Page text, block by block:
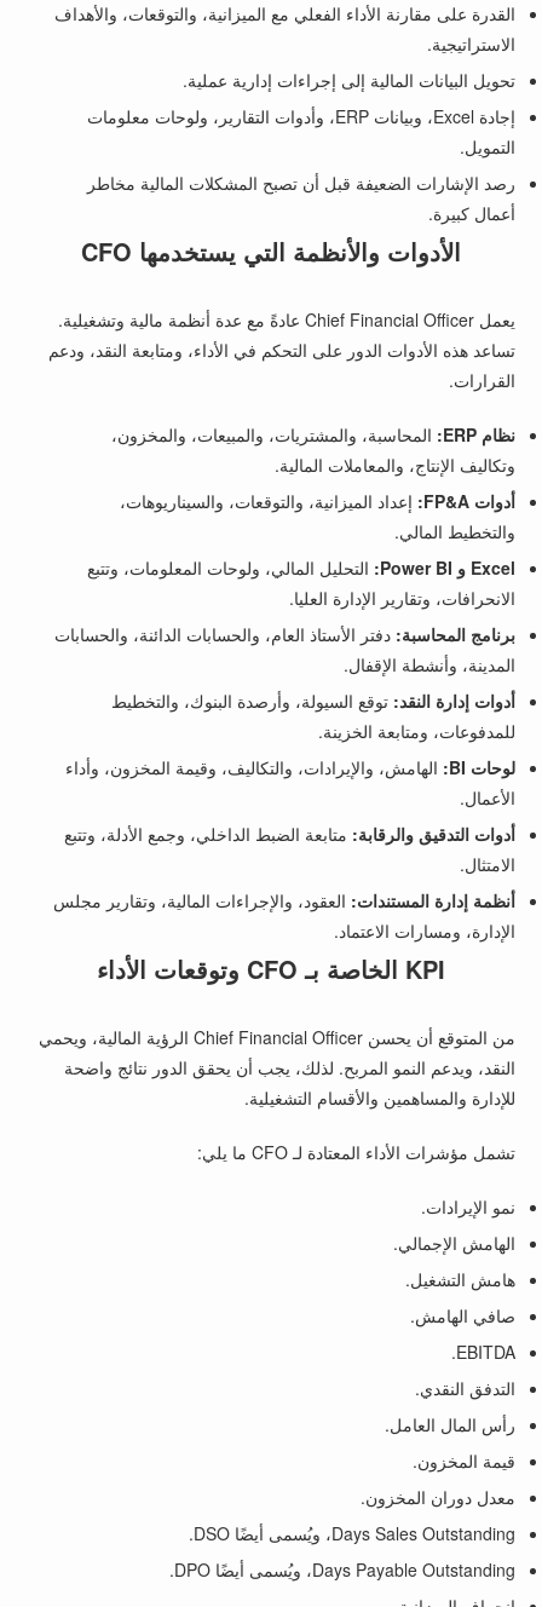
القدرة على مقارنة الأداء الفعلي مع الميزانية، والتوقعات، والأهداف
الاستراتيجية.
تحويل البيانات المالية إلى إجراءات إدارية عملية.
إجادة Excel، وبيانات ERP، وأدوات التقارير، ولوحات معلومات
التمويل.
رصد الإشارات الضعيفة قبل أن تصبح المشكلات المالية مخاطر
أعمال كبيرة.
الأدوات والأنظمة التي يستخدمها CFO
يعمل Chief Financial Officer عادةً مع عدة أنظمة مالية وتشغيلية.
تساعد هذه الأدوات الدور على التحكم في الأداء، ومتابعة النقد، ودعم
القرارات.
نظام ERP:
المحاسبة، والمشتريات، والمبيعات، والمخزون،
وتكاليف الإنتاج، والمعاملات المالية.
أدوات FP&A:
إعداد الميزانية، والتوقعات، والسيناريوهات،
والتخطيط المالي.
Excel و Power BI:
التحليل المالي، ولوحات المعلومات، وتتبع
الانحرافات، وتقارير الإدارة العليا.
برنامج المحاسبة: دفتر الأستاذ العام، والحسابات الدائنة، والحسابات
المدينة، وأنشطة الإقفال.
أدوات إدارة النقد: توقع السيولة، وأرصدة البنوك، والتخطيط
للمدفوعات، ومتابعة الخزينة.
لوحات BI:
الهامش، والإيرادات، والتكاليف، وقيمة المخزون، وأداء
الأعمال.
أدوات التدقيق والرقابة: متابعة الضبط الداخلي، وجمع الأدلة، وتتبع
الامتثال.
أنظمة إدارة المستندات: العقود، والإجراءات المالية، وتقارير مجلس
الإدارة، ومسارات الاعتماد.
KPI الخاصة بـ CFO وتوقعات الأداء
من المتوقع أن يحسن Chief Financial Officer الرؤية المالية، ويحمي
النقد، ويدعم النمو المربح. لذلك، يجب أن يحقق الدور نتائج واضحة
للإدارة والمساهمين والأقسام التشغيلية.
تشمل مؤشرات الأداء المعتادة لـ CFO ما يلي:
نمو الإيرادات.
الهامش الإجمالي.
هامش التشغيل.
صافي الهامش.
EBITDA.
التدفق النقدي.
رأس المال العامل.
قيمة المخزون.
معدل دوران المخزون.
Days Sales Outstanding، ويُسمى أيضًا DSO.
Days Payable Outstanding، ويُسمى أيضًا DPO.